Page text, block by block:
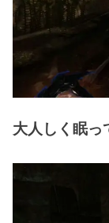
大人しく眠っ